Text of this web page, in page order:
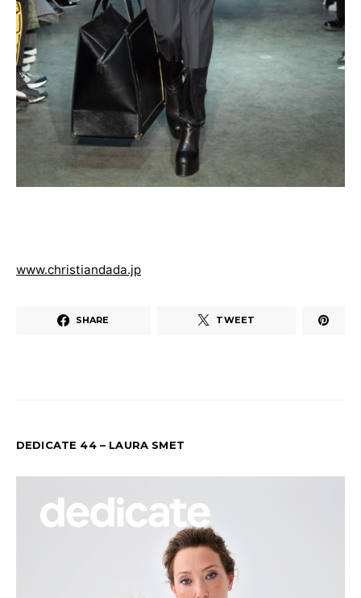
www.christiandada.jp
SHARE TWEET
DEDICATE 44 – LAURA SMET